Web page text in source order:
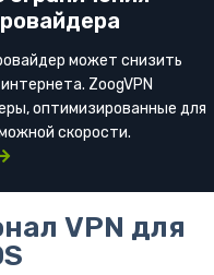
может снизить
ZoogVPN
оптимизированные для
скорости.
VPN для